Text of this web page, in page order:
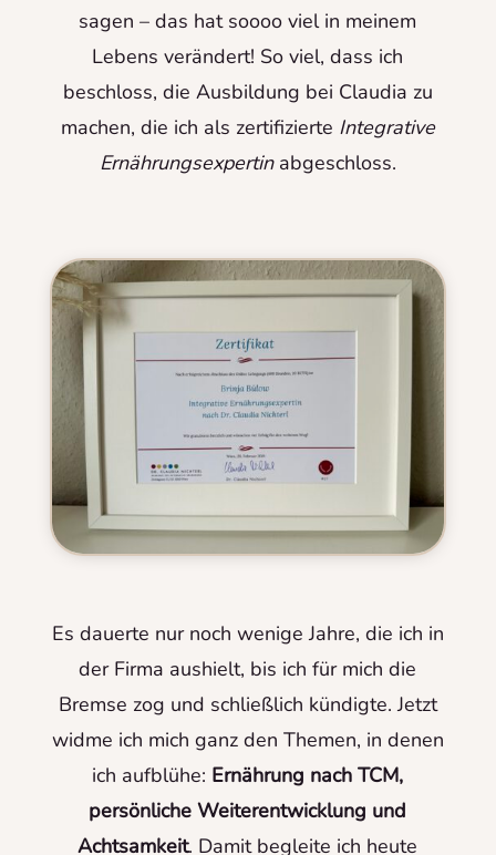
sagen – das hat soooo viel in meinem
Lebens verändert! So viel, dass ich
beschloss, die Ausbildung bei Claudia zu
machen, die ich als zertifizierte Integrative
Ernährungsexpertinabgeschloss.
Es dauerte nur noch wenige Jahre, die ich in
der Firma aushielt, bis ich für mich die
Bremse zog und schließlich kündigte. Jetzt
widme ich mich ganz den Themen, in denen
ich aufblühe: Ernährung nach TCM,
persönliche Weiterentwicklung und
Achtsamkeit. Damit begleite ich heute